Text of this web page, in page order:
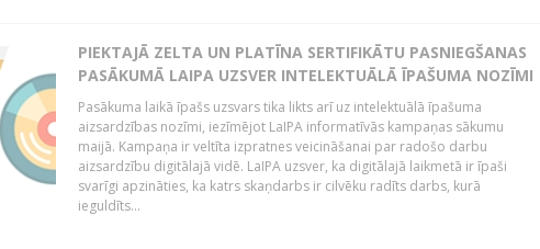
PIEKTAJĀ ZELTA UN PLATĪNA SERTIFIKĀTU PASNIEGŠANAS
PASĀKUMĀ LAIPA UZSVER INTELEKTUĀLĀ ĪPAŠUMA NOZĪMI
Pasākuma laikā īpašs uzsvars tika likts arī uz intelektuālā īpašuma
aizsardzības nozīmi, iezīmējot LaIPA informatīvās kampaņas sākumu
maijā. Kampaņa ir veltīta izpratnes veicināšanai par radošo darbu
aizsardzību digitālajā vidē. LaIPA uzsver, ka digitālajā laikmetā ir īpaši
svarīgi apzināties, ka katrs skaņdarbs ir cilvēku radīts darbs, kurā
ieguldīts...